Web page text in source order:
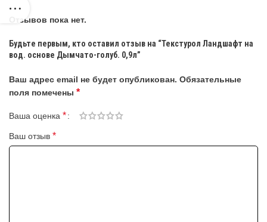
Отзывов пока нет.
Будьте первым, кто оставил отзыв на “Текстурол Ландшафт на
вод. основе Дымчато-голуб. 0,9л”
Ваш адрес email не будет опубликован. Обязательные
поля помечены *
Ваша оценка *
Ваш отзыв *